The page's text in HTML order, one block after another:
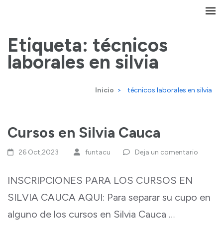
contenido
(presiona
FUNTACU / Ingles Facil Para
Todos Popayan
Etiqueta: técnicos
laborales en silvia
Inicio > técnicos laborales en silvia
Cursos en Silvia Cauca
26 Oct,2023 funtacu Deja un comentario
INSCRIPCIONES PARA LOS CURSOS EN
SILVIA CAUCA AQUI: Para separar su cupo en
alguno de los cursos en Silvia Cauca …